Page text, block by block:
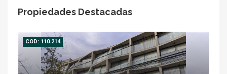
Propiedades Destacadas
COD: 110.214